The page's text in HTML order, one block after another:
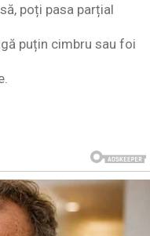
poți pasa parțial
puțin cimbru sau foi